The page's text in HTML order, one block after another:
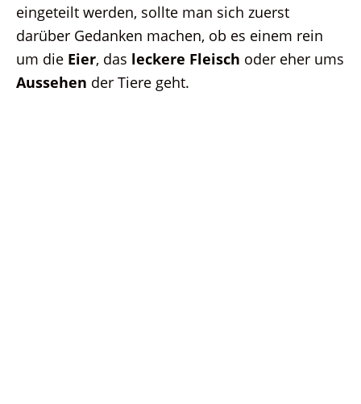
eingeteilt werden, sollte man sich zuerst
darüber Gedanken machen, ob es einem rein
um die Eier, das leckere Fleisch oder eher ums
Aussehen der Tiere geht.